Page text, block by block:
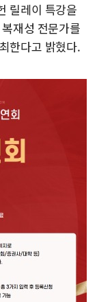
릴레이 특강을
재성 전문가를
한다고 밝혔다.